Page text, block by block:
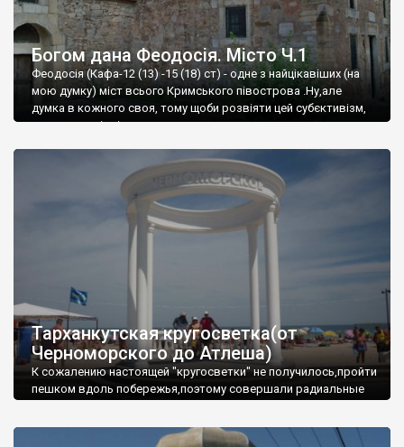
Богом дана Феодосія. Місто Ч.1
Феодосія (Кафа-12 (13) -15 (18) ст) - одне з найцікавіших (на
мою думку) міст всього Кримського півострова .Ну,але
думка в кожного своя, тому щоби розвіяти цей субєктивізм,
запрошую відвідати це
Тарханкутская кругосветка(от
Черноморского до Атлеша)
К сожалению настоящей "кругосветки" не получилось,пройти
пешком вдоль побережья,поэтому совершали радиальные